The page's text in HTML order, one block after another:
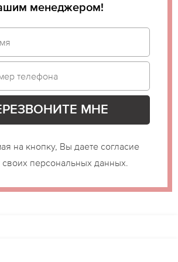
менеджером!
на кнопку, Вы даете согласие
своих персональных данных.